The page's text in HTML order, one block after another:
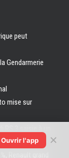
peut
Gendarmerie
mise sur
3 saisie à un
Renault grand
Ouvrir l'app ✕